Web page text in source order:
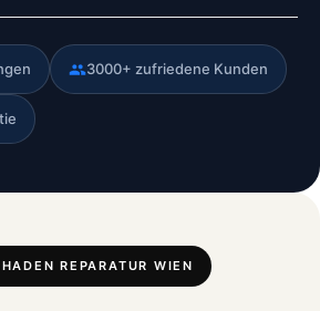
3000+ zufriedene Kunden
REPARATUR WIEN